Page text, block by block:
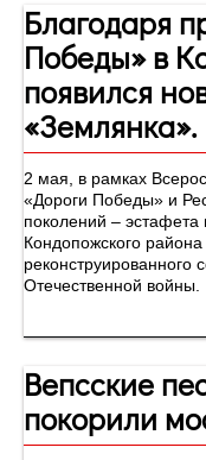
Благодаря
Победы» в
появился
«Землянка».
2 мая, в рамках
«Дороги Победы» и
поколений – эстафета
Кондопожского района состоялось открытие землянки –
реконструированного
Отечественной войны.
Вепсские
покорили